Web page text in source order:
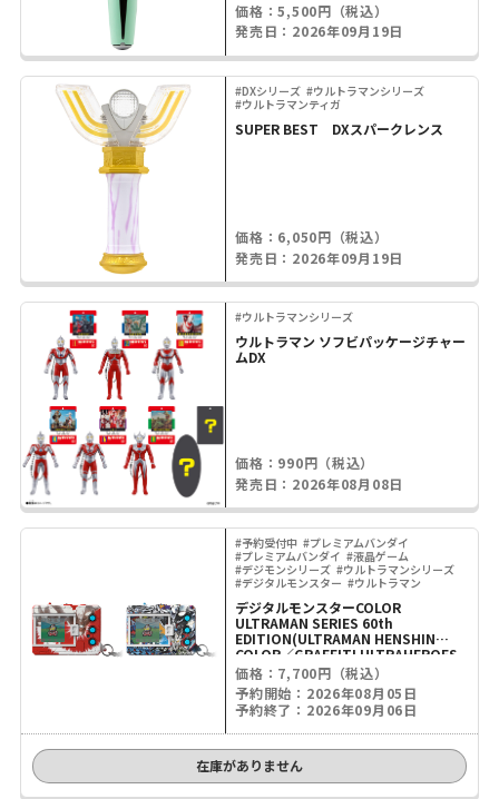
価格：5,500円（税込）
発売日：2026年09月19日
#DXシリーズ #ウルトラマンシリーズ
#ウルトラマンティガ
SUPER BEST DXスパークレンス
価格：6,050円（税込）
発売日：2026年09月19日
#ウルトラマンシリーズ
ウルトラマン ソフビパッケージチャー
ムDX
価格：990円（税込）
発売日：2026年08月08日
#予約受付中 #プレミアムバンダイ
#プレミアムバンダイ #液晶ゲーム
#デジモンシリーズ #ウルトラマンシリーズ
#デジタルモンスター #ウルトラマン
デジタルモンスターCOLOR
ULTRAMAN SERIES 60th
EDITION(ULTRAMAN HENSHIN
COLOR／GRAFFITI ULTRAHEROES
COLOR)
価格：7,700円（税込）
予約開始：2026年08月05日
予約終了：2026年09月06日
在庫がありません